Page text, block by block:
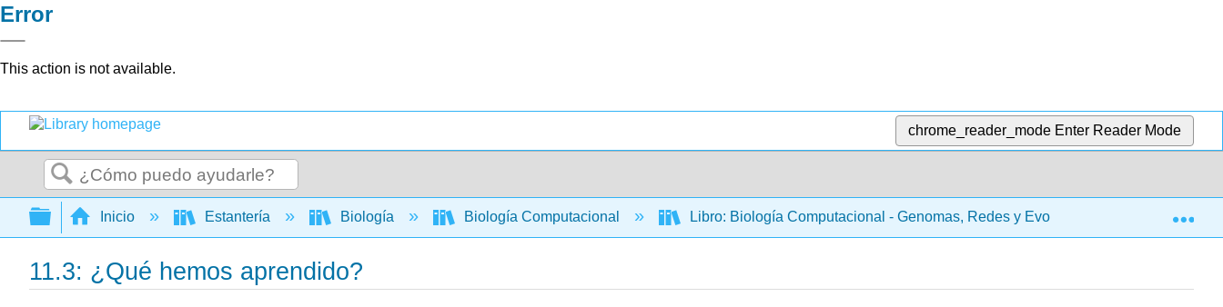
Error
This action is not available.
chrome_reader_mode Enter Reader Mode
Buscar
Expandir/contraer jerarquía global
Inicio Estantería Biología Biología Computacional Libro: Biología Computacional - Genomas, Redes y Evolución (Kellis et al.)
11.3: ¿Qué hemos aprendido?